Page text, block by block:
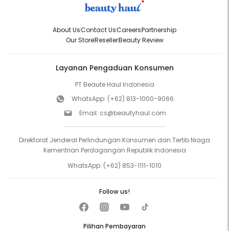
About UsContact UsCareersPartnership
Our StoreResellerBeauty Review
Layanan Pengaduan Konsumen
PT Beaute Haul Indonesia
WhatsApp: (+62) 813-1000-9066
Email: cs@beautyhaul.com
Direktorat Jenderal Perlindungan Konsumen dan Tertib Niaga
Kementrian Perdagangan Republik Indonesia
WhatsApp: (+62) 853-1111-1010
Pilihan Pembayaran
Follow us!